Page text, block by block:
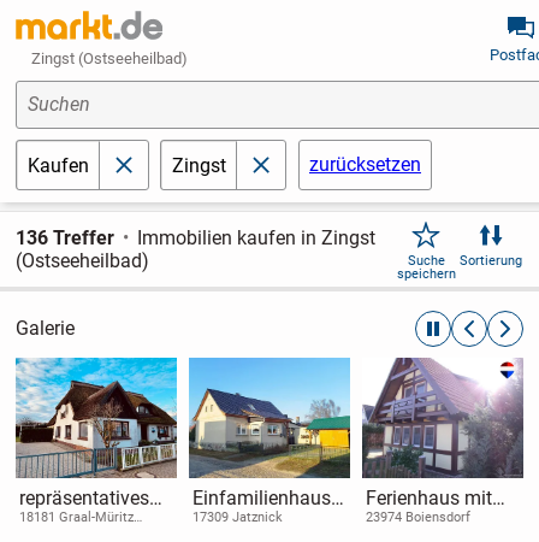
Zingst (Ostseeheilbad)
Suchen
Kaufen schließen
Zingst schließenzurücksetzen
136 Treffer
Immobilien kaufen in Zingst
(Ostseeheilbad)
Suche
speichern
Sortierung
Galerie automatische
repräsentatives
Kapitänshaus mit
18181 Graal-Müritz
Einfamilienhaus,
Garage,
17309 Jatznick
Ferienhaus mit
optimaler Lage -
23974 Boiensdorf